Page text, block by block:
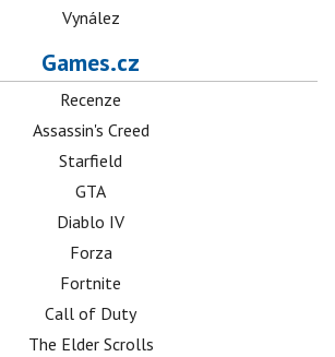
Vynález
Games.cz
Recenze
Assassin's Creed
Starfield
GTA
Diablo IV
Forza
Fortnite
Call of Duty
The Elder Scrolls